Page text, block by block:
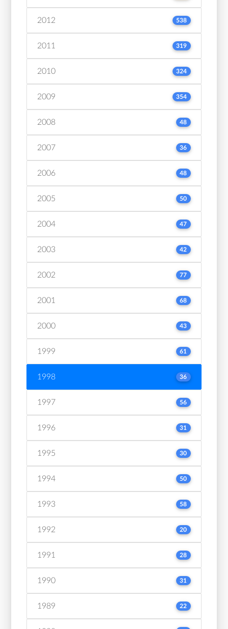
2012 538
2011 319
2010 324
2009 354
2008 48
2007 36
2006 48
2005 50
2004 47
2003 42
2002 77
2001 68
2000 43
1999 61
1998 36
1997 56
1996 31
1995 30
1994 50
1993 58
1992 20
1991 28
1990 31
1989 22